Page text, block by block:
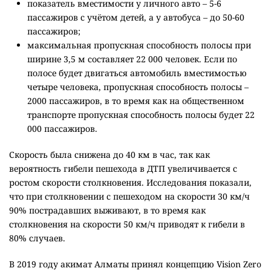
показатель вместимости у личного авто – 5-6
пассажиров с учётом детей, а у автобуса – до 50-60
пассажиров;
максимальная пропускная способность полосы при
ширине 3,5 м составляет 22 000 человек. Если по
полосе будет двигаться автомобиль вместимостью
четыре человека, пропускная способность полосы –
2000 пассажиров, в то время как на общественном
транспорте пропускная способность полосы будет 22
000 пассажиров.
Скорость была снижена до 40 км в час, так как
вероятность гибели пешехода в ДТП увеличивается с
ростом скорости столкновения. Исследования показали,
что при столкновении с пешеходом на скорости 30 км/ч
90% пострадавших выживают, в то время как
столкновения на скорости 50 км/ч приводят к гибели в
80% случаев.
В 2019 году акимат Алматы принял концепцию Vision Zero